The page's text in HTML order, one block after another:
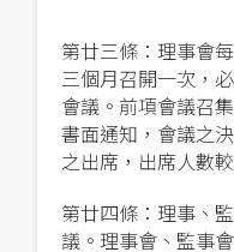
第廿三條：理事會
三個月召開一次，
會議。前項會議召
書面通知，會議之
之出席，出席人數
第廿四條：理事、
議。理事會、監事